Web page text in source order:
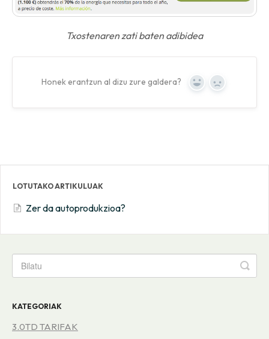
Txostenaren zati baten adibidea
Honek erantzun al dizu zure galdera? Yes No
LOTUTAKO ARTIKULUAK
Zer da autoprodukzioa?
KATEGORIAK
3.0TD TARIFAK